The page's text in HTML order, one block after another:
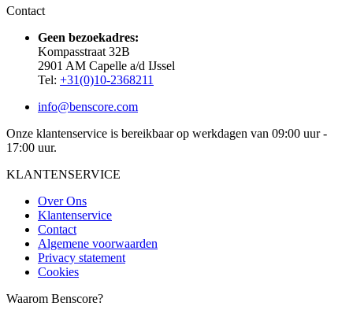
Contact
Geen bezoekadres:
Kompasstraat 32B
2901 AM Capelle a/d IJssel
Tel: +31(0)10-2368211
info@benscore.com
Onze klantenservice is bereikbaar op werkdagen van 09:00 uur -
17:00 uur.
KLANTENSERVICE
Over Ons
Klantenservice
Contact
Algemene voorwaarden
Privacy statement
Cookies
Waarom Benscore?